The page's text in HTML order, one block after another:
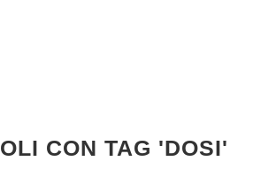
CON TAG 'DOSI'